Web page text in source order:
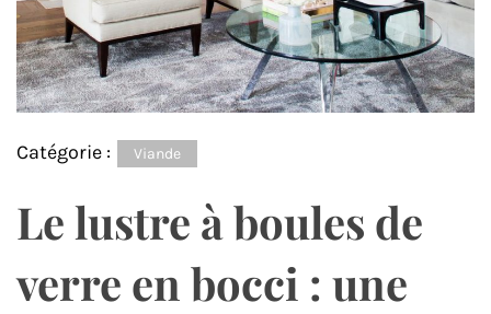
Catégorie : Viande
Le lustre à boules de
verre en bocci : une